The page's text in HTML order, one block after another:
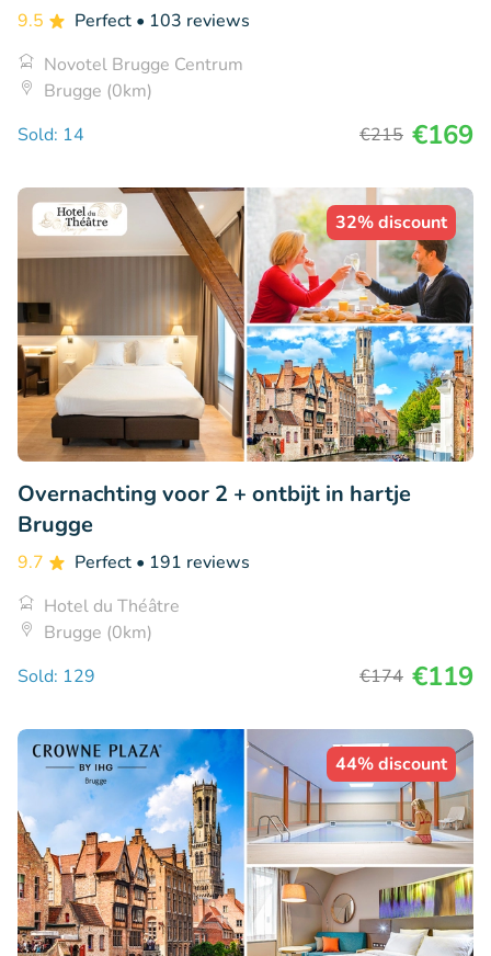
9.5 Perfect • 103 reviews
Novotel Brugge Centrum
Brugge (0km)
Sold: 14
€215 €169
32% discount
Overnachting voor 2 + ontbijt in hartje
Brugge
9.7 Perfect • 191 reviews
Hotel du Théâtre
Brugge (0km)
Sold: 129
€174 €119
44% discount